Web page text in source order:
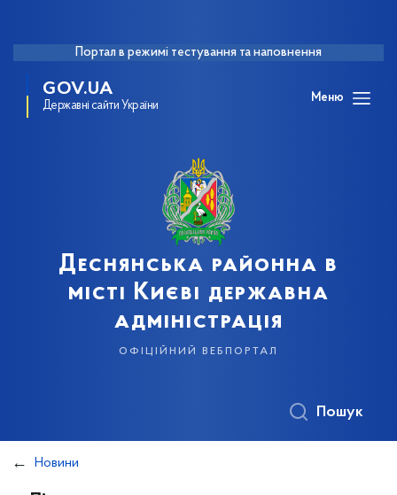
Портал в режимі тестування та наповнення
GOV.UA
Державні сайти України
Меню
Деснянська районна в
місті Києві державна
адміністрація
офіційний вебпортал
Пошук
Новини